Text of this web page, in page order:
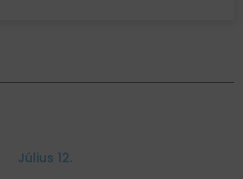
Július 12.